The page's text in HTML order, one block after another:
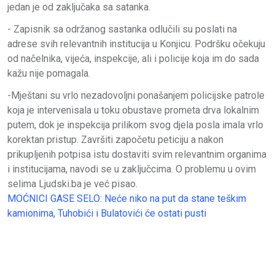
jedan je od zaključaka sa satanka.
- Zapisnik sa održanog sastanka odlučili su poslati na
adrese svih relevantnih institucija u Konjicu. Podršku očekuju
od načelnika, vijeća, inspekcije, ali i policije koja im do sada
kažu nije pomagala.
-Mještani su vrlo nezadovoljni ponašanjem policijske patrole
koja je intervenisala u toku obustave prometa drva lokalnim
putem, dok je inspekcija prilikom svog djela posla imala vrlo
korektan pristup. Završiti započetu peticiju a nakon
prikupljenih potpisa istu dostaviti svim relevantnim organima
i institucijama, navodi se u zaključcima. O problemu u ovim
selima Ljudski.ba je već pisao.
MOĆNICI GASE SELO: Neće niko na put da stane teškim
kamionima, Tuhobići i Bulatovići će ostati pusti